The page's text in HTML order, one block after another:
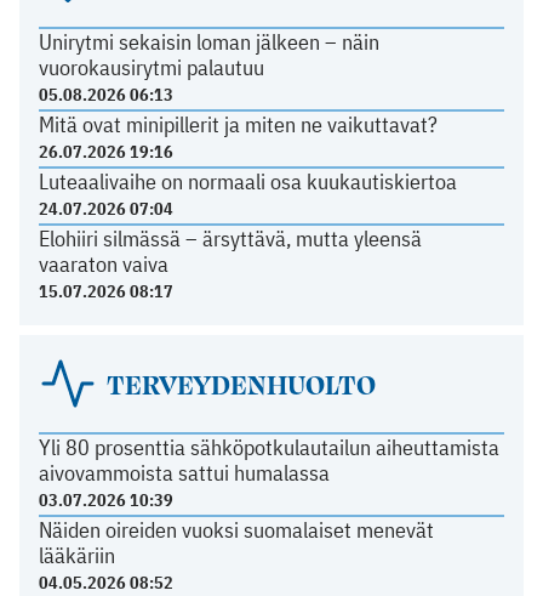
Unirytmi sekaisin loman jälkeen – näin
vuorokausirytmi palautuu
05.08.2026 06:13
Mitä ovat minipillerit ja miten ne vaikuttavat?
26.07.2026 19:16
Luteaalivaihe on normaali osa kuukautiskiertoa
24.07.2026 07:04
Elohiiri silmässä – ärsyttävä, mutta yleensä
vaaraton vaiva
15.07.2026 08:17
TERVEYDENHUOLTO
Yli 80 prosenttia sähköpotkulautailun aiheuttamista
aivovammoista sattui humalassa
03.07.2026 10:39
Näiden oireiden vuoksi suomalaiset menevät
lääkäriin
04.05.2026 08:52